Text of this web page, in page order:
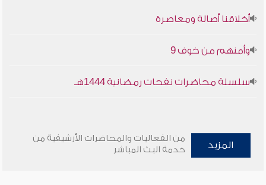
أخلاقنا أصالة ومعاصرة
وأمنهم من خوف 9
سلسلة محاضرات نفحات رمضانية 1444هـ
المزيد
من الفعاليات والمحاضرات الأرشيفية من
خدمة البث المباشر